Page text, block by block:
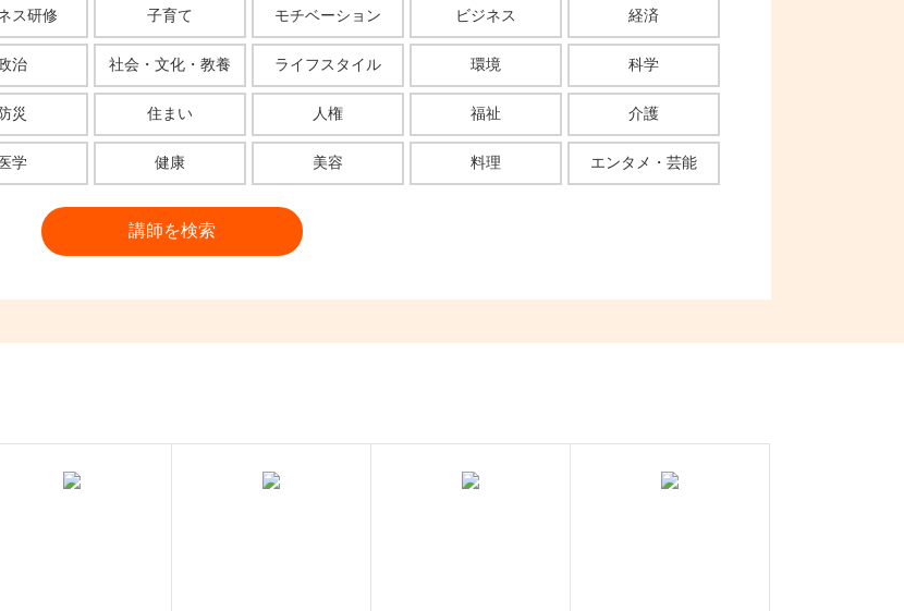
ス研修 子育て モチベーション ビジネス 経済
治 社会・文化・教養 ライフスタイル 環境 科学
災 住まい 人権 福祉 介護
医学 健康 美容 料理 エンタメ・芸能